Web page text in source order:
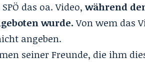
das oa. Video,während
wurde.Von wem das
angeben.
seiner Freunde, die ihm